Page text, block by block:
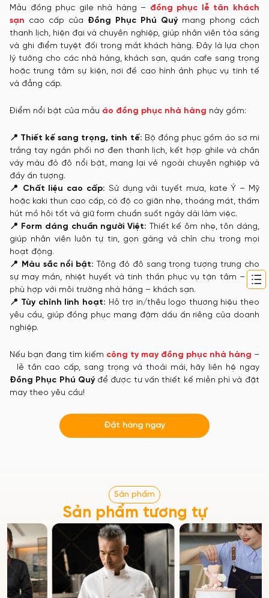
Mẫu đồng phục gile nhà hàng – đồng phục lễ tân khách
sạn cao cấp của Đồng Phục Phú Quý mang phong cách
thanh lịch, hiện đại và chuyên nghiệp, giúp nhân viên tỏa sáng
và ghi điểm tuyệt đối trong mắt khách hàng. Đây là lựa chọn
lý tưởng cho các nhà hàng, khách sạn, quán cafe sang trọng
hoặc trung tâm sự kiện, nơi đề cao hình ảnh phục vụ tinh tế
và đẳng cấp.
Điểm nổi bật của mẫu áo đồng phục nhà hàng này gồm:
📍 Thiết kế sang trọng, tinh tế: Bộ đồng phục gồm áo sơ mi
trắng tay ngắn phối nơ đen thanh lịch, kết hợp ghile và chân
váy màu đỏ đô nổi bật, mang lại vẻ ngoài chuyên nghiệp và
đầy ấn tượng.
📍 Chất liệu cao cấp: Sử dụng vải tuyết mưa, kate Ý – Mỹ
hoặc kaki thun cao cấp, có độ co giãn nhẹ, thoáng mát, thấm
hút mồ hôi tốt và giữ form chuẩn suốt ngày dài làm việc.
📍 Form dáng chuẩn người Việt: Thiết kế ôm nhẹ, tôn dáng,
giúp nhân viên luôn tự tin, gọn gàng và chỉn chu trong mọi
hoạt động.
📍 Màu sắc nổi bật: Tông đỏ đô sang trọng tượng trưng cho
sự may mắn, nhiệt huyết và tinh thần phục vụ tận tâm – rất
phù hợp với môi trường nhà hàng – khách sạn.
📍 Tùy chỉnh linh hoạt: Hỗ trợ in/thêu logo thương hiệu theo
yêu cầu, giúp đồng phục mang đậm dấu ấn riêng của doanh
nghiệp.
Nếu bạn đang tìm kiếm công ty may đồng phục nhà hàng –
lễ tân cao cấp, sang trọng và thoải mái, hãy liên hệ ngay
Đồng Phục Phú Quýđể được tư vấn thiết kế miễn phí và đặt
may theo yêu cầu!
Đặt hàng ngay
Sản phẩm
Sản phẩm tương tự